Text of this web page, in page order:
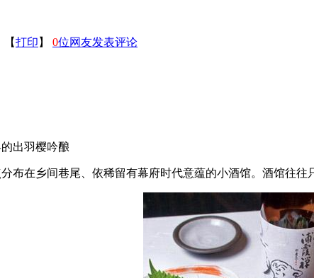
【打印 】 0位网友发表评论
出羽樱吟酿
布在乡间巷尾、依稀留有幕府时代意蕴的小酒馆。酒馆往往